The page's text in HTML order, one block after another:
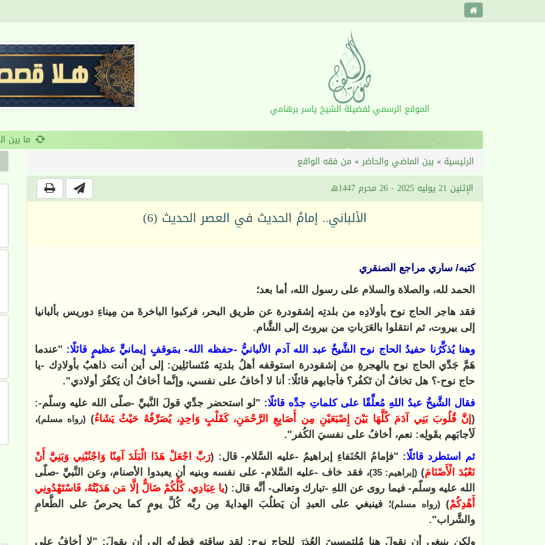
الموقع الرسمي لفضيلة الشيخ ياسر برهامي
‹
الرئيسية » بين الماضي والحاضر» من فقه الواقع
الإثنين 21 يوليه 2025 - 26 محرم 1447هـ
الألباني.. إمامُ الحديث في العصر الحديث (6)
كتبه/ ساري مراجع الصنقري
الحمد لله، والصلاة والسلام على رسول الله، أما بعد؛
فقد هاجر الحاج نوح بأولادِه من بلدتِه إشقودرة عن طريق البحر، فركبوا الباخرةَ من مِيناءِ دوريس بألبانيا
إلى بيروت، ثم انتقلوا بالعَرَباتِ من بيروتَ إلى الشَّام.
وهنا يُذكِّرُنا حفيدُ الحاج نوح الشَّيخُ عبد الله آدم الألبانيُّ -حفظه الله- بمَوقفٍ إيمانيٍّ عظيمٍ قائلًا: "عندما
هَمَّ جَدِّي الحاج نوح بالهجرةِ من إشقودرة استوقفه أهلُ بلدتِه مُتَسائلِين: إلى أين أنت ذاهبٌ بأولادِك -يا
حاج نوح-؟ هل تخافُ أن تَكفُر؟ فأجابهم قائلًا: أنا لا أخافُ على نفسي، وإنَّما أخافُ أن يَكفُرَ أولادي".
فقال الشَّيخُ عبدُ اللهِ مُعلِّقًا على كلماتِ جدِّه قائلًا: "لو استحضر جدِّي قولَ النَّبيِّ -صلّى الله عليه وسلّم-:
(إنَّ قُلُوبَ بَنِي آدَمَ كُلَّهَا بَيْنَ إِصْبَعَيْنِ مِن أَصَابِعِ الرَّحْمَنِ، كَقَلْبٍ وَاحِدٍ، يُصَرِّفُهُ حَيْثُ يَشَاءُ)(رواه مسلم)،
لَأجابَهم بقَولِه: نعم، أخافُ على نفسيَ الكُفر".
ثم استطرد قائلًا: "فإمامُ الحُنَفاءِ إبراهيمُ -عليه السَّلام- قال: (رَبِّ اجْعَلْ هَذَا الْبَلَدَ آمِنًا وَاجْنُبْنِي وَبَنِيَّ أَنْ
نَعْبُدَ الْأَصْنَامَ)(إبراهيم: 35)
، فقد خاف -عليه السَّلام- على نفسه وبنيه أن يعبدوا الأصنام، وعن النَّبيِّ -صلّى
الله عليه وسلّم- فيما روى عن اللهِ -تبارك وتعالى- أنَّه قال: (يا عِبَادِي، كُلُّكُمْ ضَالٌّ إلَّا مَن هَدَيْتُهُ، فَاسْتَهْدُونِي
أَهْدِكُمْ)(رواه مسلم)؛ فينبغي على العبدِ أن يَطلُبَ الهدايةَ مِن ربِّه كُلَّ يومٍ كما يحرصُ على الطَّعامِ
والشَّراب".
ولكن ينبغي أن نقولَ هنا مُلتمسِينَ العُذرَ لِلحاج نوح: لقد ساقته فِطرتُه إلى أن يقولَ: "لا أخافُ على